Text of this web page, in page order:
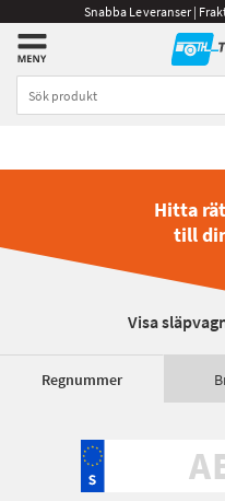
Snabba Leveranser |
Hitta
till
Visa
Regnummer